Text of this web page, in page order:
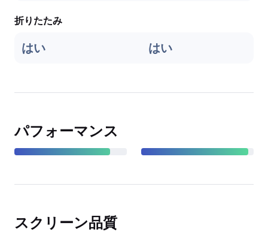
折りたたみ
はい はい
パフォーマンス
スクリーン品質